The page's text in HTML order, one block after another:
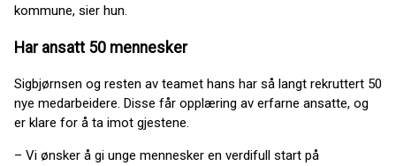
kommune, sier hun.
Har ansatt 50 mennesker
Sigbjørnsen og resten av teamet hans har så langt rekruttert 50
nye medarbeidere. Disse får opplæring av erfarne ansatte, og
er klare for å ta imot gjestene.
– Vi ønsker å gi unge mennesker en verdifull start på